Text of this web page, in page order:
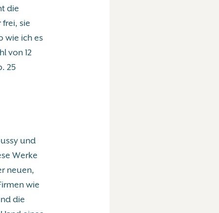
die
sie
wie ich es
von 12
25
und
Werke
neuen,
wie
die